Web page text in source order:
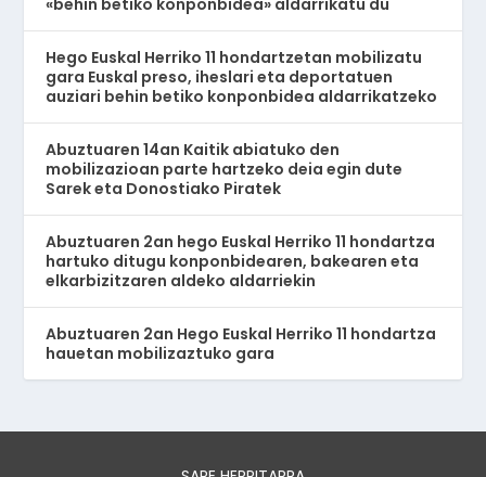
«behin betiko konponbidea» aldarrikatu du
Hego Euskal Herriko 11 hondartzetan mobilizatu
gara Euskal preso, iheslari eta deportatuen
auziari behin betiko konponbidea aldarrikatzeko
Abuztuaren 14an Kaitik abiatuko den
mobilizazioan parte hartzeko deia egin dute
Sarek eta Donostiako Piratek
Abuztuaren 2an hego Euskal Herriko 11 hondartza
hartuko ditugu konponbidearen, bakearen eta
elkarbizitzaren aldeko aldarriekin
Abuztuaren 2an Hego Euskal Herriko 11 hondartza
hauetan mobilizaztuko gara